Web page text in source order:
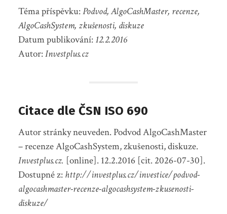
Téma příspěvku:Podvod, AlgoCashMaster, recenze,
AlgoCashSystem, zkušenosti, diskuze
Datum publikování: 12.2.2016
Autor:Investplus.cz
Citace dle ČSN ISO 690
Autor stránky neuveden. Podvod AlgoCashMaster
– recenze AlgoCashSystem, zkušenosti, diskuze.
Investplus.cz. [online]. 12.2.2016 [cit. 2026-07-30].
Dostupné z: http://investplus.cz/investice/podvod-
algocashmaster-recenze-algocashsystem-zkusenosti-
diskuze/